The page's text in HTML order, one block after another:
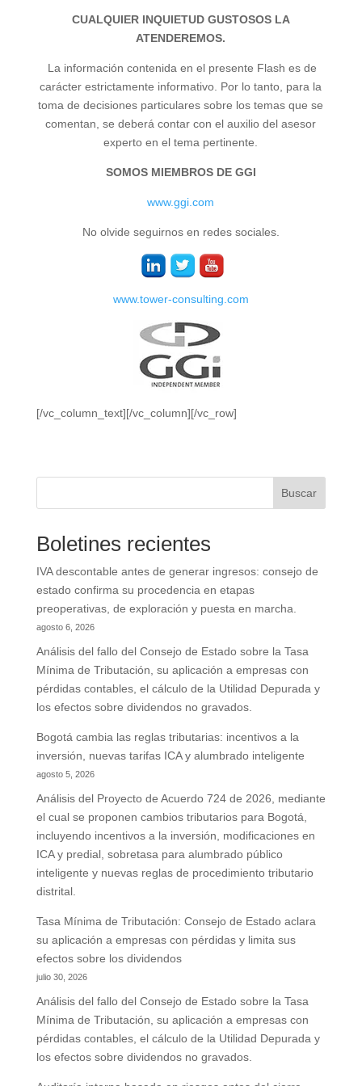
CUALQUIER INQUIETUD GUSTOSOS LA
ATENDEREMOS.
La información contenida en el presente Flash es de
carácter estrictamente informativo. Por lo tanto, para la
toma de decisiones particulares sobre los temas que se
comentan, se deberá contar con el auxilio del asesor
experto en el tema pertinente.
SOMOS MIEMBROS DE GGI
www.ggi.com
No olvide seguirnos en redes sociales.
www.tower-consulting.com
[/vc_column_text][/vc_column][/vc_row]
Buscar
Boletines recientes
IVA descontable antes de generar ingresos: consejo de
estado confirma su procedencia en etapas
preoperativas, de exploración y puesta en marcha.
agosto 6, 2026
Análisis del fallo del Consejo de Estado sobre la Tasa
Mínima de Tributación, su aplicación a empresas con
pérdidas contables, el cálculo de la Utilidad Depurada y
los efectos sobre dividendos no gravados.
Bogotá cambia las reglas tributarias: incentivos a la
inversión, nuevas tarifas ICA y alumbrado inteligente
agosto 5, 2026
Análisis del Proyecto de Acuerdo 724 de 2026, mediante
el cual se proponen cambios tributarios para Bogotá,
incluyendo incentivos a la inversión, modificaciones en
ICA y predial, sobretasa para alumbrado público
inteligente y nuevas reglas de procedimiento tributario
distrital.
Tasa Mínima de Tributación: Consejo de Estado aclara
su aplicación a empresas con pérdidas y limita sus
efectos sobre los dividendos
julio 30, 2026
Análisis del fallo del Consejo de Estado sobre la Tasa
Mínima de Tributación, su aplicación a empresas con
pérdidas contables, el cálculo de la Utilidad Depurada y
los efectos sobre dividendos no gravados.